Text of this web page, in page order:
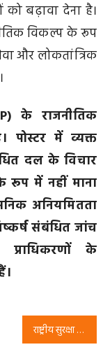
को बढ़ावा देना है।
विकल्प के रूप
और लोकतांत्रिक
के राजनीतिक
पोस्टर में व्यक्त
दल के विचार
रूप में नहीं माना
अनियमितता
संबंधित जांच
प्राधिकरणों के
राष्ट्रीय सुरक्षा पार्टी (RSP) का अभियान: उत्तर प्रदेश में शिक्षा व्यवस्था, पारदर्शिता और शिक्षा सुधार पर जनजागरण